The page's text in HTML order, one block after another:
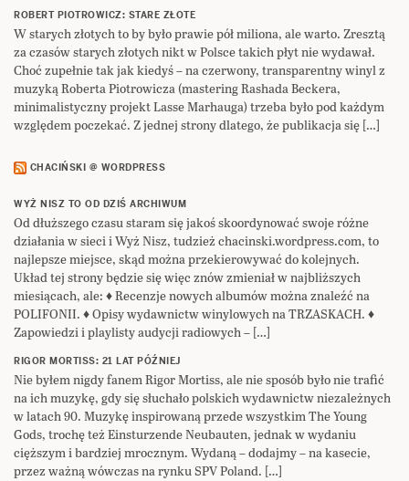
ROBERT PIOTROWICZ: STARE ZŁOTE
W starych złotych to by było prawie pół miliona, ale warto. Zresztą
za czasów starych złotych nikt w Polsce takich płyt nie wydawał.
Choć zupełnie tak jak kiedyś – na czerwony, transparentny winyl z
muzyką Roberta Piotrowicza (mastering Rashada Beckera,
minimalistyczny projekt Lasse Marhauga) trzeba było pod każdym
względem poczekać. Z jednej strony dlatego, że publikacja się […]
CHACIŃSKI @ WORDPRESS
WYŻ NISZ TO OD DZIŚ ARCHIWUM
Od dłuższego czasu staram się jakoś skoordynować swoje różne
działania w sieci i Wyż Nisz, tudzież chacinski.wordpress.com, to
najlepsze miejsce, skąd można przekierowywać do kolejnych.
Układ tej strony będzie się więc znów zmieniał w najbliższych
miesiącach, ale: ♦ Recenzje nowych albumów można znaleźć na
POLIFONII. ♦ Opisy wydawnictw winylowych na TRZASKACH. ♦
Zapowiedzi i playlisty audycji radiowych – […]
RIGOR MORTISS: 21 LAT PÓŹNIEJ
Nie byłem nigdy fanem Rigor Mortiss, ale nie sposób było nie trafić
na ich muzykę, gdy się słuchało polskich wydawnictw niezależnych
w latach 90. Muzykę inspirowaną przede wszystkim The Young
Gods, trochę też Einsturzende Neubauten, jednak w wydaniu
cięższym i bardziej mrocznym. Wydaną – dodajmy – na kasecie,
przez ważną wówczas na rynku SPV Poland. […]